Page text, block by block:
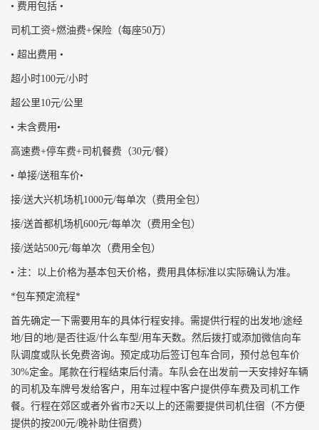
• 费用包括 •
司机工资+燃油费+保险（每座50万）
• 超出费用 •
超小时100元/小时
超公里10元/公里
• 未含费用•
高速费+停车费+司机餐费（30元/餐）
• 单接/送租车价•
接/送大兴机场机1000元/每单次（费用全包）
接/送首都机场机600元/每单次（费用全包）
接/送站500元/每单次（费用全包）
• 注：以上价格为基本包天价格，费用具体标准以实际确认为准。
*包车预定流程*
首先确定一下需要用车的具体行程安排。需提供行程的出发地/途经
地/目的地/是否往返/什么车型/用车天数。然后拨打或添加微信向车
队调度或队长免费咨询。预定成功后签订包车合同，预付总包车价
30%定金。尾款在行程结束后付清。车队会在出发前一天安排好车辆
的司机及车牌号发给客户，用车过程中客户提供停车费及司机工作
餐。行程在郊区或者外省市2天以上的还需要提供司机住宿（不方便
提供的按200元/晚补助住宿费）